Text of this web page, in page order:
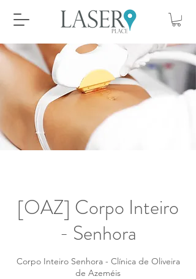
[OAZ] Corpo Inteiro
- Senhora
Corpo Inteiro Senhora - Clínica de Oliveira
de Azeméis